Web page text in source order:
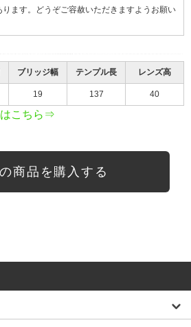
ります。どうぞご容赦いただきますようお願い
ブリッジ幅 テンプル長 レンズ高
19 137 40
こちら⇒
商品を購入する